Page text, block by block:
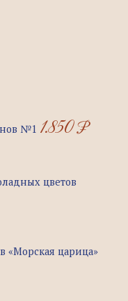
№1 1.850₽
цветов
«Морская царица»